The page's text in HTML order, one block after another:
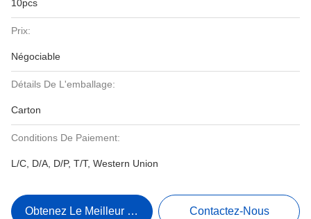
10pcs
Prix:
Négociable
Détails De L'emballage:
Carton
Conditions De Paiement:
L/C, D/A, D/P, T/T, Western Union
Obtenez Le Meilleur Prix Contactez-Nous